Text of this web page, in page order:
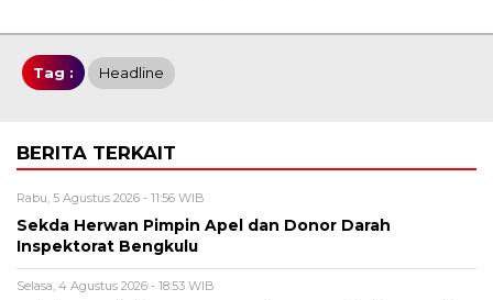
Tag : Headline
BERITA TERKAIT
Rabu, 5 Agustus 2026 - 11:56 WIB
Sekda Herwan Pimpin Apel dan Donor Darah
Inspektorat Bengkulu
Selasa, 4 Agustus 2026 - 18:53 WIB